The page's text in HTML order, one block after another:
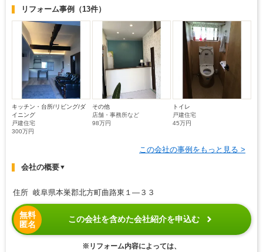
リフォーム事例 （13件）
キッチン・台所/リビング/ダ
イニング
戸建住宅
300万円
その他
店舗・事務所など
98万円
トイレ
戸建住宅
45万円
この会社の事例をもっと見る >
会社の概要▼
住所 岐阜県本巣郡北方町曲路東１―３３
無料
匿名
この会社を含めた会社紹介を申込む
※リフォーム内容によっては、